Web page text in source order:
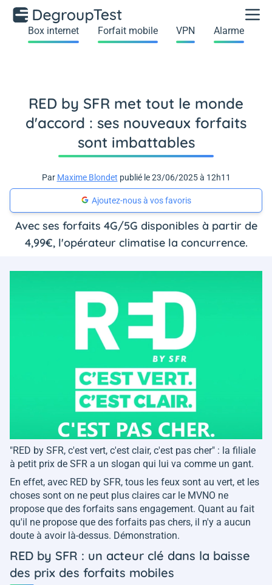
Box internet Forfait mobile VPN Alarme
RED by SFR met tout le monde
d'accord : ses nouveaux forfaits
sont imbattables
Par Maxime Blondet publié le 23/06/2025 à 12h11
Ajoutez-nous à vos favoris
Avec ses forfaits 4G/5G disponibles à partir de
4,99€, l'opérateur climatise la concurrence.
"RED by SFR, c'est vert, c'est clair, c'est pas cher" : la filiale
à petit prix de SFR a un slogan qui lui va comme un gant.
En effet, avec RED by SFR, tous les feux sont au vert, et les
choses sont on ne peut plus claires car le MVNO ne
propose que des forfaits sans engagement. Quant au fait
qu'il ne propose que des forfaits pas chers, il n'y a aucun
doute à avoir là-dessus. Démonstration.
RED by SFR : un acteur clé dans la baisse
des prix des forfaits mobiles